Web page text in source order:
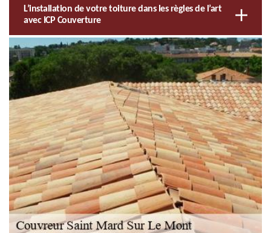
L’installation de votre toiture dans les règles de l’art
avec ICP Couverture